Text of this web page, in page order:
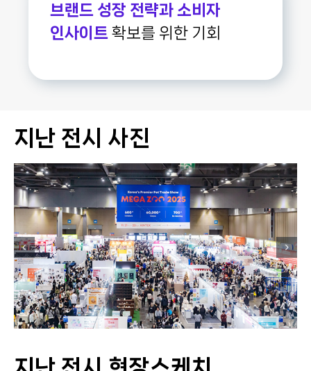
브랜드 성장 전략과 소비자
인사이트 확보를 위한 기회
지난 전시 사진